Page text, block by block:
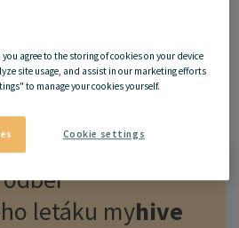
letáku myhive
you agree to the storing of cookies on your device
site usage, and assist in our marketing efforts
to manage your cookies yourself.
Cookie settings